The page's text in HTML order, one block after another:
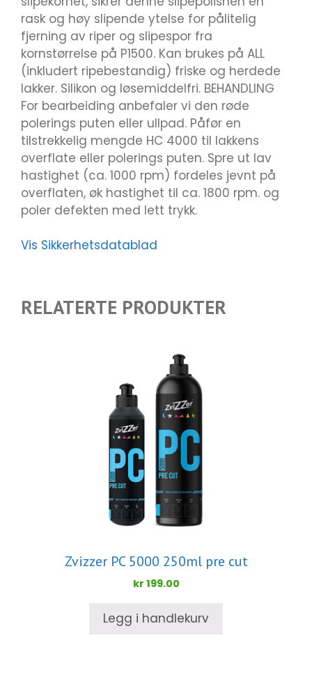
rask og høy slipende ytelse for pålitelig
fjerning av riper og slipespor fra
kornstørrelse på P1500. Kan brukes på ALL
(inkludert ripebestandig) friske og herdede
lakker. Silikon og løsemiddelfri. BEHANDLING
For bearbeiding anbefaler vi den røde
polerings puten eller ullpad. Påfør en
tilstrekkelig mengde HC 4000 til lakkens
overflate eller polerings puten. Spre ut lav
hastighet (ca. 1000 rpm) fordeles jevnt på
overflaten, øk hastighet til ca. 1800 rpm. og
poler defekten med lett trykk.
Vis Sikkerhetsdatablad
RELATERTE PRODUKTER
Zvizzer PC 5000 250ml pre cut
kr 199.00
Legg i handlekurv